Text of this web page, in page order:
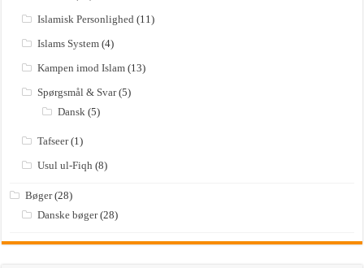
Islamisk Personlighed (11)
Islams System (4)
Kampen imod Islam (13)
Spørgsmål & Svar(5)
Dansk (5)
Tafseer(1)
Usul ul-Fiqh (8)
Bøger(28)
Danske bøger(28)